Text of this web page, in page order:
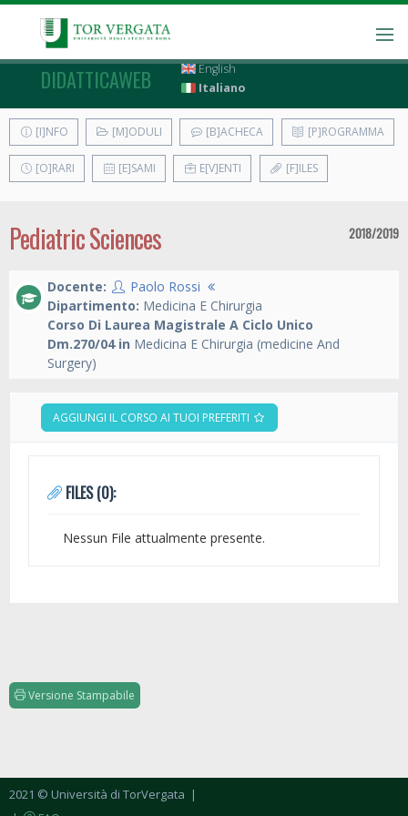
DIDATTICAWEB
English
Italiano
[I]NFO [M]ODULI [B]ACHECA [P]ROGRAMMA
[O]RARI [E]SAMI E[V]ENTI [F]ILES
Pediatric Sciences 2018/2019
Docente:
Paolo Rossi
Dipartimento: Medicina E Chirurgia
Corso Di Laurea Magistrale A Ciclo Unico
Dm.270/04 in Medicina E Chirurgia (medicine And
Surgery)
AGGIUNGI IL CORSO AI TUOI PREFERITI
FILES (0):
Nessun File attualmente presente.
Versione Stampabile
2021 © Università di TorVergata |